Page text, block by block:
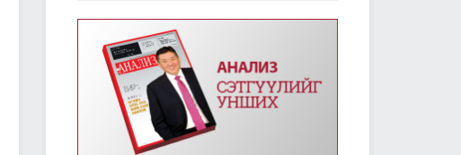
хэлэлцүүлэгт шилжүүлэв
2019/01/18 2363
Улсын Их Хурал - Энэ долоо хоногт /2019.01.07-
2019/01/14 3232
УИХ-ын энэ долоо хоногийн үйл ажиллагааны
хуваарь /2019.01.14-01.18/